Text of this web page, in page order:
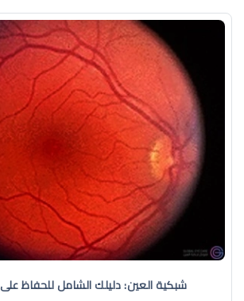
شبكية العين: دليلك الشامل للحفاظ